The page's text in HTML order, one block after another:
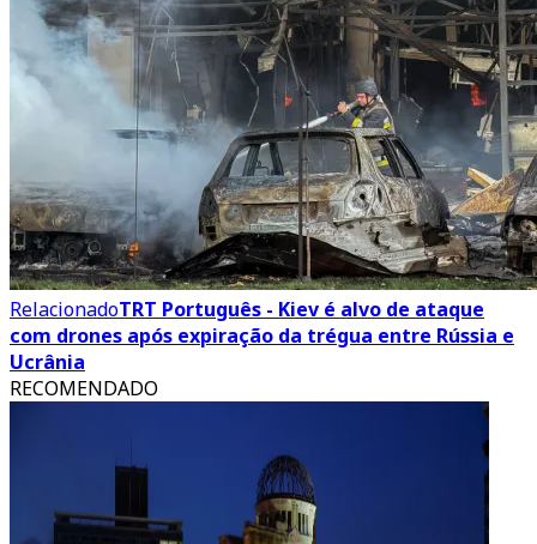
RelacionadoTRT Português - Kiev é alvo de ataque
com drones após expiração da trégua entre Rússia e
Ucrânia
RECOMENDADO